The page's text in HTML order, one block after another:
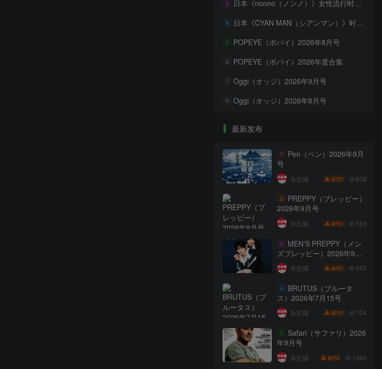
3 日本《nonno（ノンノ）》女性流行时尚资讯杂志 PDF电子版【2026年·全年订阅】
4 日本《CYAN MAN（シアンマン）》时髦发妆服饰流行杂志 PDF电子版【2026年·全年订阅】
5 POPEYE（ポパイ）2026年8月号
6 POPEYE（ポパイ）2026年度合集
7 Oggi（オッジ）2026年9月号
8 Oggi（オッジ）2026年8月号
最新发布
1
Pen（ペン）2026年9月
号
杂志猫 猫币2 838
2
PREPPY（プレッピー）
2026年9月号
杂志猫 猫币2 569
3
MEN’S PREPPY（メン
ズプレッピー）2026年9月
号
杂志猫 猫币2 953
4
BRUTUS（ブルータ
ス）2026年7月15号
杂志猫 猫币2 704
5
Safari（サファリ）2026
年9月号
杂志猫 猫币2 1060